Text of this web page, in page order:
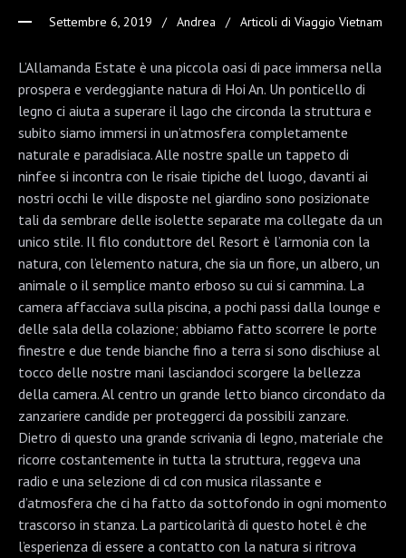
Settembre 6, 2019 Andrea Articoli di Viaggio Vietnam
L’Allamanda Estate è una piccola oasi di pace immersa nella
prospera e verdeggiante natura di Hoi An. Un ponticello di
legno ci aiuta a superare il lago che circonda la struttura e
subito siamo immersi in un’atmosfera completamente
naturale e paradisiaca. Alle nostre spalle un tappeto di
ninfee si incontra con le risaie tipiche del luogo, davanti ai
nostri occhi le ville disposte nel giardino sono posizionate
tali da sembrare delle isolette separate ma collegate da un
unico stile. Il filo conduttore del Resort è l’armonia con la
natura, con l’elemento natura, che sia un fiore, un albero, un
animale o il semplice manto erboso su cui si cammina. La
camera affacciava sulla piscina, a pochi passi dalla lounge e
delle sala della colazione; abbiamo fatto scorrere le porte
finestre e due tende bianche fino a terra si sono dischiuse al
tocco delle nostre mani lasciandoci scorgere la bellezza
della camera. Al centro un grande letto bianco circondato da
zanzariere candide per proteggerci da possibili zanzare.
Dietro di questo una grande scrivania di legno, materiale che
ricorre costantemente in tutta la struttura, reggeva una
radio e una selezione di cd con musica rilassante e
d’atmosfera che ci ha fatto da sottofondo in ogni momento
trascorso in stanza. La particolarità di questo hotel è che
l’esperienza di essere a contatto con la natura si ritrova